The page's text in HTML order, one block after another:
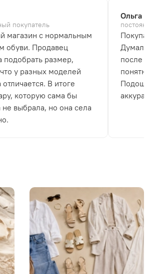
покупатель
магазин с нормальным
обуви. Продавец
подобрать размер,
у разных моделей
отличается. В итоге
которую сама бы
не выбрала, но она села
Ольга
постоянный
Покупала
Думала,
после
понятно,
Подошва не
аккуратно.